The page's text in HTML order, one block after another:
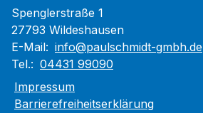
Spenglerstraße 1
27793 Wildeshausen
E-Mail: info@paulschmidt-gmbh.de
Tel.: 04431 99090
Impressum
Barrierefreiheitserklärung